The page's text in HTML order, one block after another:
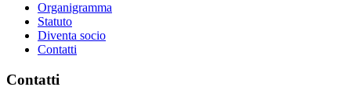
Organigramma
Statuto
Diventa socio
Contatti
Contatti